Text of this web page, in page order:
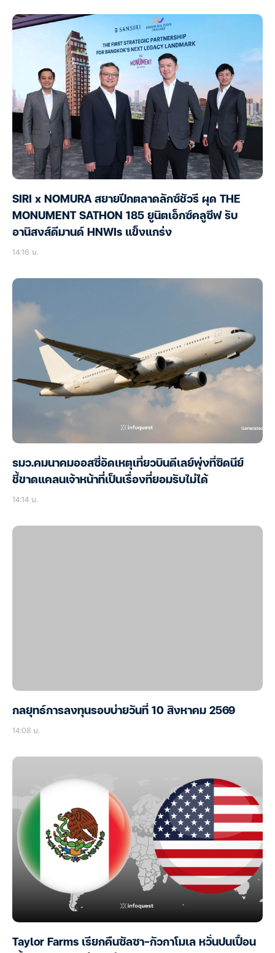
SIRI x NOMURA สยายปีกตลาดลักซ์ชัวรี ผุด THE
MONUMENT SATHON 185 ยูนิตเอ็กซ์คลูซีฟ รับ
อานิสงส์ดีมานด์ HNWIs แข็งแกร่ง
14:16 น.
รมว.คมนาคมออสซี่อัดเหตุเที่ยวบินดีเลย์พุ่งที่ซิดนีย์
ชี้ขาดแคลนเจ้าหน้าที่เป็นเรื่องที่ยอมรับไม่ได้
14:14 น.
กลยุทธ์การลงทุนรอบบ่ายวันที่ 10 สิงหาคม 2569
14:08 น.
Taylor Farms เรียกคืนซัลซา-กัวกาโมเล หวั่นปนเปื้อน